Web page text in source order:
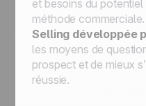
et besoins du
méthode
Selling développée
les moyens de
prospect et de mieux
réussie.